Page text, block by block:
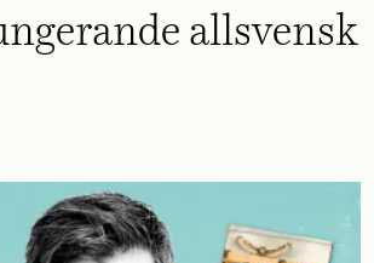
allsvensk